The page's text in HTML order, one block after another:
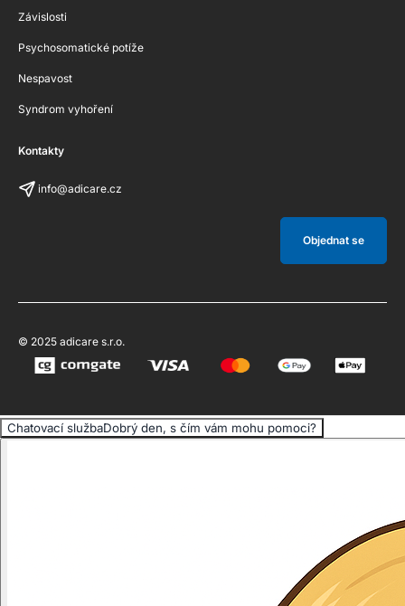
Závislosti
Psychosomatické potíže
Nespavost
Syndrom vyhoření
Kontakty
info@adicare.cz
Objednat se
© 2025 adicare s.r.o.